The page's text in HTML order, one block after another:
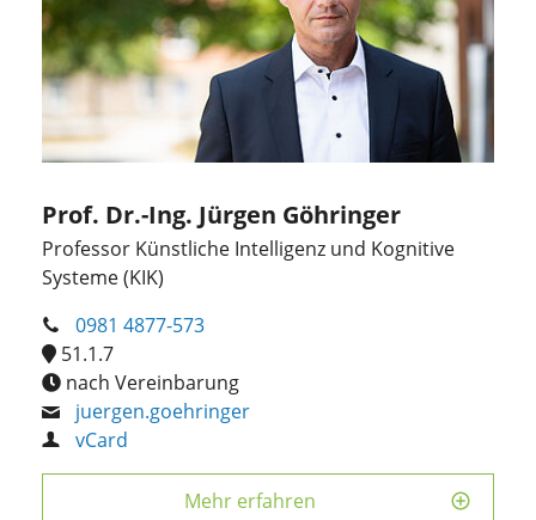
Prof. Dr.-Ing. Jürgen Göhringer
Professor Künstliche Intelligenz und Kognitive
Systeme (KIK)
0981 4877-573
51.1.7
nach Vereinbarung
juergen.goehringer
vCard
Mehr erfahren